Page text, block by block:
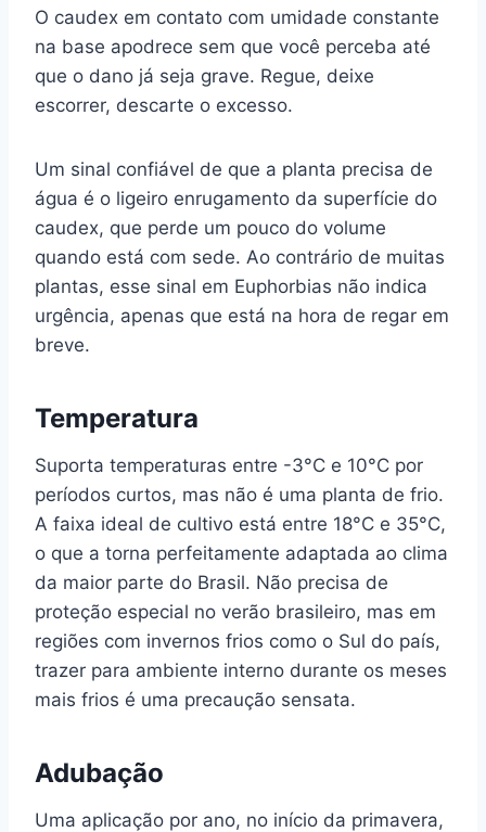
O caudex em contato com umidade constante
na base apodrece sem que você perceba até
que o dano já seja grave. Regue, deixe
escorrer, descarte o excesso.
Um sinal confiável de que a planta precisa de
água é o ligeiro enrugamento da superfície do
caudex, que perde um pouco do volume
quando está com sede. Ao contrário de muitas
plantas, esse sinal em Euphorbias não indica
urgência, apenas que está na hora de regar em
breve.
Temperatura
Suporta temperaturas entre -3°C e 10°C por
períodos curtos, mas não é uma planta de frio.
A faixa ideal de cultivo está entre 18°C e 35°C,
o que a torna perfeitamente adaptada ao clima
da maior parte do Brasil. Não precisa de
proteção especial no verão brasileiro, mas em
regiões com invernos frios como o Sul do país,
trazer para ambiente interno durante os meses
mais frios é uma precaução sensata.
Adubação
Uma aplicação por ano, no início da primavera,